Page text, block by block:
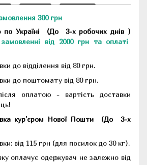
300 грн
Україні (До 3-х робочих днів )
від 2000 грн та оплаті
до відділення від 80 грн.
до поштомату від 80 грн.
оплатою - вартість доставки
кур'єром Нової Пошти (До 3-х
від 115 грн (для посилок до 30 кг).
оплачує одержувач не залежно від